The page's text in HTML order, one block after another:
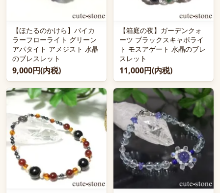
【ほたるのかけら】バイカ
ラーフローライト グリーン
アパタイト アメジスト 水晶
のブレスレット
9,000円(内税)
【箱庭の夜】ガーデンクォ
ーツ ブラックスキャポライ
ト モスアゲート 水晶のブレ
スレット
11,000円(内税)